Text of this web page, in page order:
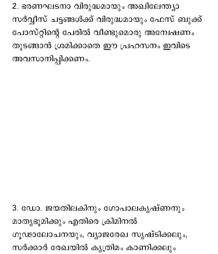
2. ⁠ഭരണഘടനാ വിരുദ്ധമായും അഖിലേന്ത്യാ
സർവ്വീസ് ചട്ടങ്ങൾക്ക് വിരുദ്ധമായും ഫേസ് ബുക്ക്
പോസ്റ്റിന്റെ പേരിൽ വീണ്ടുമൊരു അന്വേഷണം
തുടങ്ങാൻ ശ്രമിക്കാതെ ഈ പ്രഹസനം ഇവിടെ
അവസാനിപ്പിക്കണം.
3. ⁠ഡോ. ജയതിലകിനും ഗോപാലകൃഷ്ണനും
മാതൃഭൂമിക്കും എതിരെ ക്രിമിനൽ
ഗൂഢാലോചനയും, വ്യാജരേഖ സൃഷ്ടിക്കലും,
സർക്കാർ രേഖയിൽ കൃത്രിമം കാണിക്കലും